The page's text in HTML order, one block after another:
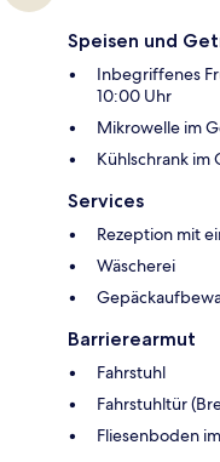
Speisen und
Inbegriffenes
10:00 Uhr
Mikrowelle im
Kühlschrank im
Services
Rezeption mit
Wäscherei
Barrierearmut
Fahrstuhl
Fahrstuhltür
Fliesenboden